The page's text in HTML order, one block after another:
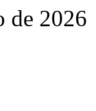
de 2026